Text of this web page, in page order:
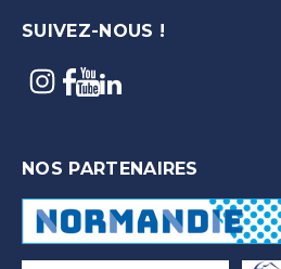
SUIVEZ-NOUS !
NOS PARTENAIRES